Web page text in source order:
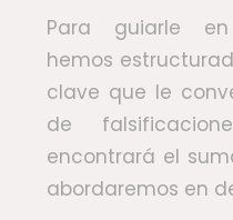
Para guiarle
hemos
clave que le
de
encontrará el
abordaremos en